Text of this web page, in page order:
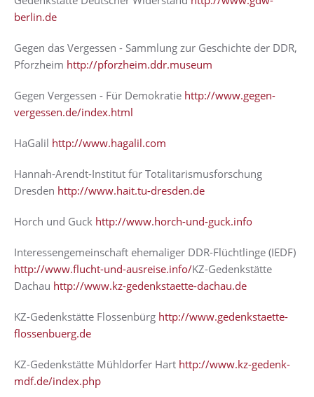
berlin.de
Gegen das Vergessen - Sammlung zur Geschichte der DDR,
Pforzheim http://pforzheim.ddr.museum
Gegen Vergessen - Für Demokratie http://www.gegen-
vergessen.de/index.html
HaGalil http://www.hagalil.com
Hannah-Arendt-Institut für Totalitarismusforschung
Dresden http://www.hait.tu-dresden.de
Horch und Guck http://www.horch-und-guck.info
Interessengemeinschaft ehemaliger DDR-Flüchtlinge (IEDF)
http://www.flucht-und-ausreise.info/KZ-Gedenkstätte
Dachau http://www.kz-gedenkstaette-dachau.de
KZ-Gedenkstätte Flossenbürg http://www.gedenkstaette-
flossenbuerg.de
KZ-Gedenkstätte Mühldorfer Hart http://www.kz-gedenk-
mdf.de/index.php